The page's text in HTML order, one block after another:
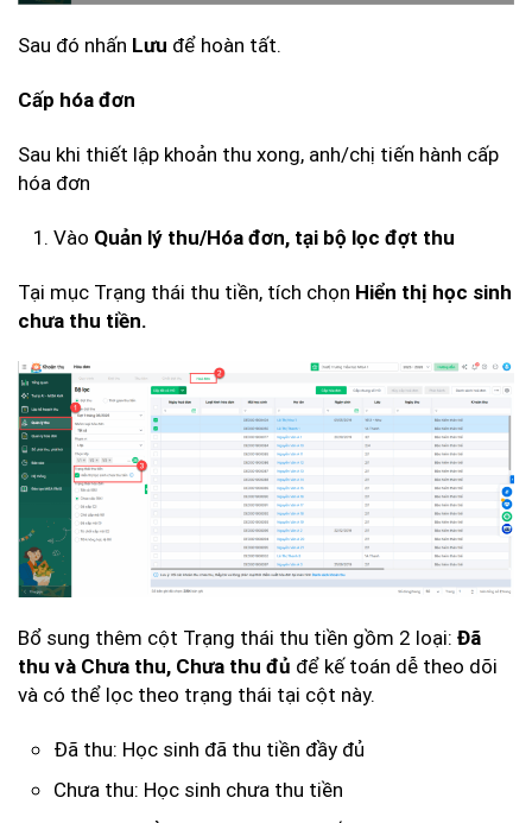
Sau đó nhấn Lưu để hoàn tất.
Cấp hóa đơn
Sau khi thiết lập khoản thu xong, anh/chị tiến hành cấp
hóa đơn
Vào Quản lý thu/Hóa đơn, tại bộ lọc đợt thu
Tại mục Trạng thái thu tiền, tích chọn Hiển thị học sinh
chưa thu tiền.
Bổ sung thêm cột Trạng thái thu tiền gồm 2 loại: Đã
thu và Chưa thu, Chưa thu đủ để kế toán dễ theo dõi
và có thể lọc theo trạng thái tại cột này.
Đã thu: Học sinh đã thu tiền đầy đủ
Chưa thu: Học sinh chưa thu tiền